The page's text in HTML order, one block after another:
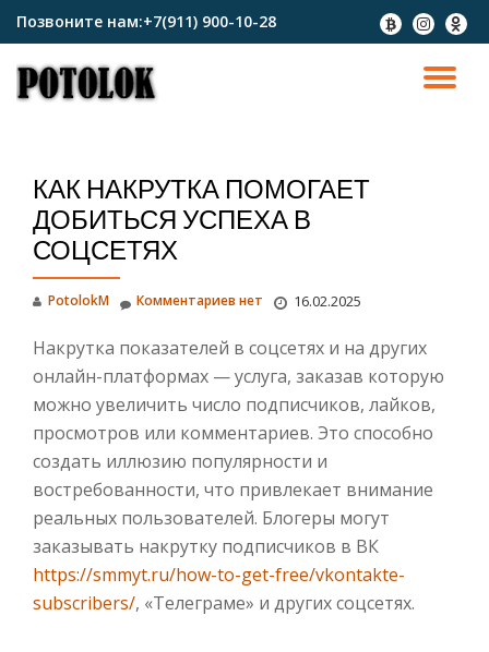
содержимому
Позвоните нам:+7(911) 900-10-28
fa-
btc
fa-
instagram
fa-
КАК НАКРУТКА ПОМОГАЕТ
ДОБИТЬСЯ УСПЕХА В
СОЦСЕТЯХ
PotolokM 16.02.2025
Комментариев нет
Накрутка показателей в соцсетях и на других
онлайн-платформах — услуга, заказав которую
можно увеличить число подписчиков, лайков,
просмотров или комментариев. Это способно
создать иллюзию популярности и
востребованности, что привлекает внимание
реальных пользователей. Блогеры могут
заказывать накрутку подписчиков в ВК
https://smmyt.ru/how-to-get-free/vkontakte-
subscribers/, «Телеграме» и других соцсетях.